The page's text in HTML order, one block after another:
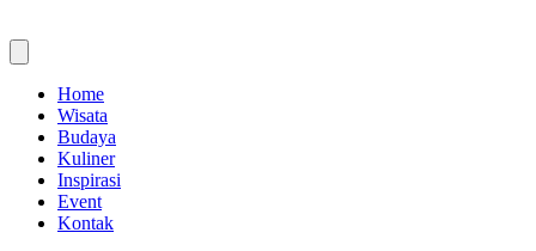
Home
Wisata
Budaya
Kuliner
Inspirasi
Event
Kontak